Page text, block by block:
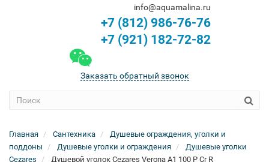
info@aquamalina.ru
+7 (812) 986-76-76
+7 (921) 182-72-82
Заказать обратный звонок
Главная Сантехника
Душевые ограждения, уголки и
поддоны
Душевые уголки и ограждения
Душевые уголки
Cezares
Душевой уголок Cezares Verona A1 100 P Cr R